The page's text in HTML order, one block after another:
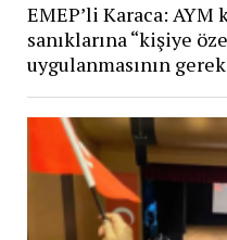
EMEP’li Karaca:
sanıklarına “kişiye
uygulanmasının